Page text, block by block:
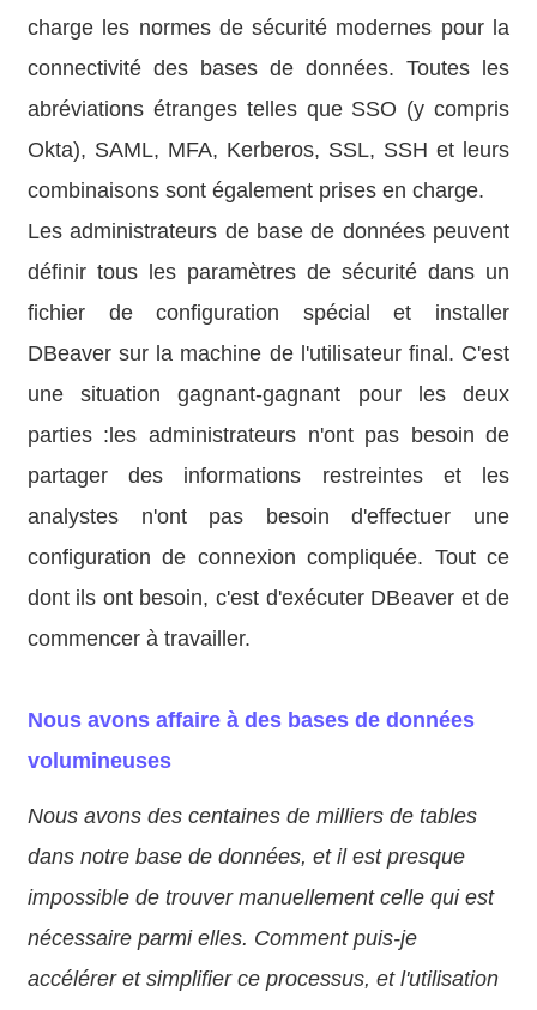
charge les normes de sécurité modernes pour la
connectivité des bases de données. Toutes les
abréviations étranges telles que SSO (y compris
Okta), SAML, MFA, Kerberos, SSL, SSH et leurs
combinaisons sont également prises en charge.
Les administrateurs de base de données peuvent
définir tous les paramètres de sécurité dans un
fichier de configuration spécial et installer
DBeaver sur la machine de l'utilisateur final. C'est
une situation gagnant-gagnant pour les deux
parties :les administrateurs n'ont pas besoin de
partager des informations restreintes et les
analystes n'ont pas besoin d'effectuer une
configuration de connexion compliquée. Tout ce
dont ils ont besoin, c'est d'exécuter DBeaver et de
commencer à travailler.
Nous avons affaire à des bases de données
volumineuses
Nous avons des centaines de milliers de tables
dans notre base de données, et il est presque
impossible de trouver manuellement celle qui est
nécessaire parmi elles. Comment puis-je
accélérer et simplifier ce processus, et l'utilisation